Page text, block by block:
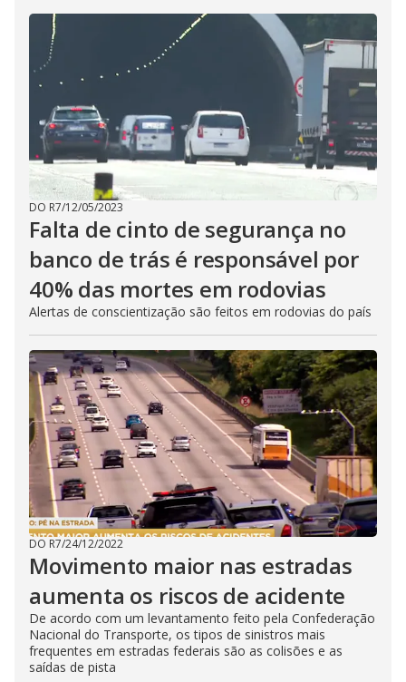
DO R7/12/05/2023
Falta de cinto de segurança no
banco de trás é responsável por
40% das mortes em rodovias
Alertas de conscientização são feitos em rodovias do país
DO R7/24/12/2022
Movimento maior nas estradas
aumenta os riscos de acidente
De acordo com um levantamento feito pela Confederação
Nacional do Transporte, os tipos de sinistros mais
frequentes em estradas federais são as colisões e as
saídas de pista